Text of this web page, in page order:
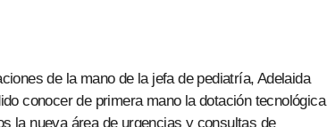
de la mano de la jefa de pediatría, Adelaida
conocer de primera mano la dotación tecnológica
la nueva área de urgencias y consultas de